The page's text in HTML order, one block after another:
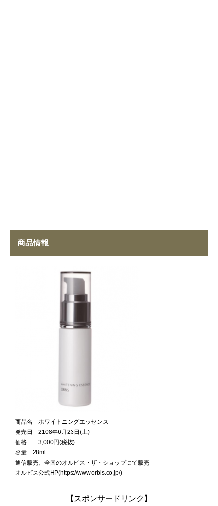
商品情報
商品名 ホワイトニングエッセンス
発売日 2108年6月23日(土)
価格 3,000円(税抜)
容量 28ml
通信販売、全国のオルビス・ザ・ショップにて販売
オルビス公式HP(https://www.orbis.co.jp/)
【スポンサードリンク】